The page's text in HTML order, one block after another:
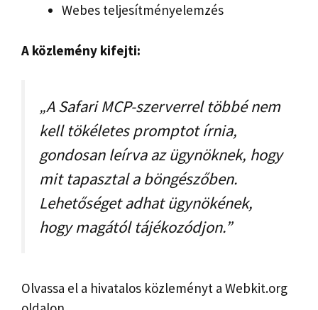
Webes teljesítményelemzés
A közlemény kifejti:
„A Safari MCP-szerverrel többé nem
kell tökéletes promptot írnia,
gondosan leírva az ügynöknek, hogy
mit tapasztal a böngészőben.
Lehetőséget adhat ügynökének,
hogy magától tájékozódjon.”
Olvassa el a hivatalos közleményt a Webkit.org